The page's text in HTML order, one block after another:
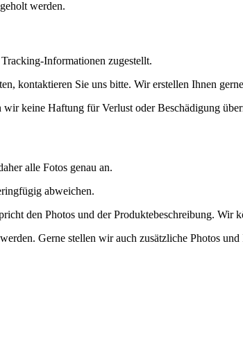
werden.
Informationen zugestellt.
kontaktieren Sie uns bitte. Wir erstellen Ihnen
keine Haftung für Verlust oder Beschädigung
alle Fotos genau an.
abweichen.
den Photos und der Produktebeschreibung. Wir
Gerne stellen wir auch zusätzliche Photos